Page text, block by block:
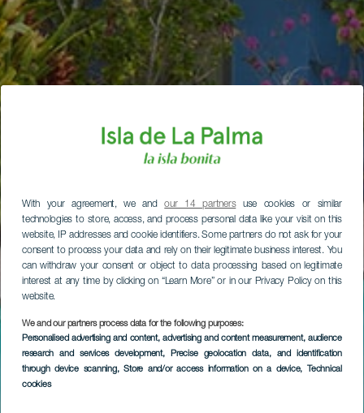
With your agreement, we andour 14 partnersuse cookies or similar
technologies to store, access, and process personal data like your visit on this
website, IP addresses and cookie identifiers. Some partners do not ask for your
consent to process your data and rely on their legitimate business interest. You
can withdraw your consent or object to data processing based on legitimate
interest at any time by clicking on “Learn More” or in our Privacy Policy on this
website.
We and our partners process data for the following purposes:
Personalised advertising and content, advertising and content measurement, audience
research and services development, Precise geolocation data, and identification
through device scanning, Store and/or access information on a device, Technical
cookies